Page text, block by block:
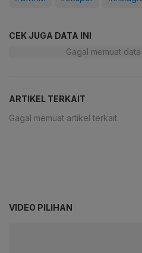
CEK JUGA DATA INI
Gagal memuat
ARTIKEL TERKAIT
Gagal memuat artikel terkait.
VIDEO PILIHAN